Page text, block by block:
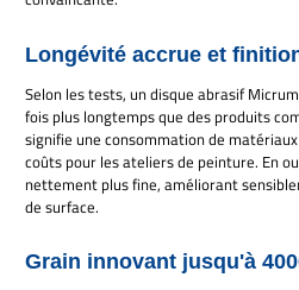
Longévité accrue et
Selon les tests, un disque abrasif
fois plus longtemps que des produits
signifie une consommation de
coûts pour les ateliers de peinture. En
nettement plus fine, améliorant
de surface.
Grain innovant jusqu'à